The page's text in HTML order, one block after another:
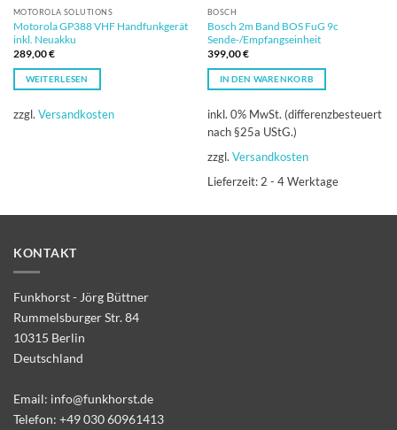
MOTOROLA SOLUTIONS
Motorola GP388 VHF Handfunkgerät
inkl. Neuakku
289,00€
WEITERLESEN
zzgl. Versandkosten
BOSCH
Bosch 2m Band BOS FuG 9c
Sende-/Empfangseinheit
399,00€
IN DEN WARENKORB
inkl. 0% MwSt. (differenzbesteuert
nach §25a UStG.)
zzgl. Versandkosten
Lieferzeit: 2 - 4 Werktage
KONTAKT
Funkhorst - Jörg Büttner
Rummelsburger Str. 84
10315 Berlin
Deutschland
Email: info@funkhorst.de
Telefon: +49 030 60961413